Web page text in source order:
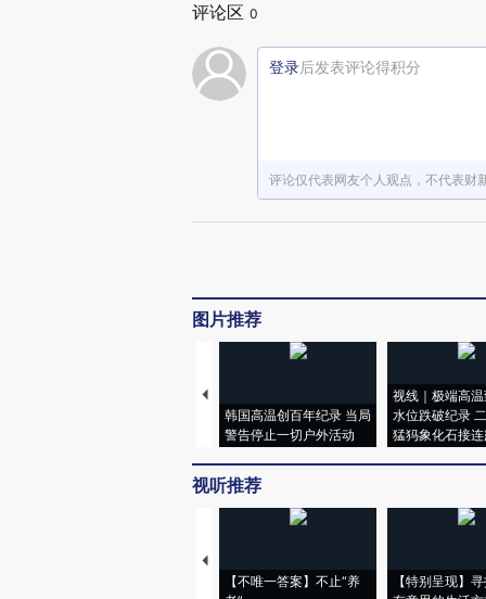
评论区 0
登录后发表评论得积分
评论仅代表网友个人观点，不代表财
图片推荐
韩国高温创百年纪录 当局
警告停止一切户外活动
视线｜极端高
水位跌破纪录
猛犸象化石接连
视听推荐
【不唯一答案】不止“养
【特别呈现】